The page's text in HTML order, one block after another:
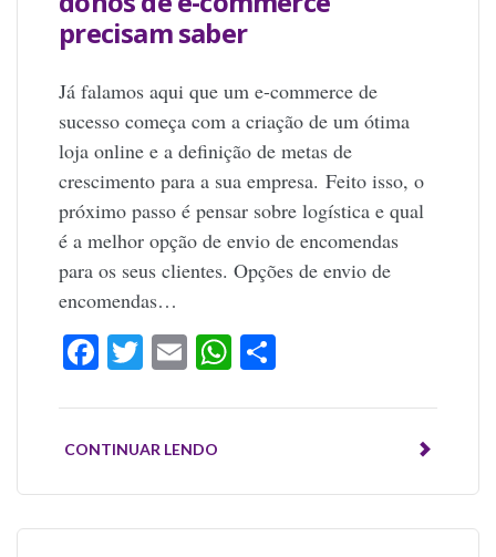
precisam saber
Já falamos aqui que um e-commerce de
sucesso começa com a criação de um ótima
loja online e a definição de metas de
crescimento para a sua empresa. Feito isso, o
próximo passo é pensar sobre logística e qual
é a melhor opção de envio de encomendas
para os seus clientes. Opções de envio de
encomendas…
Facebook
Twitter
EmailWhatsApp
CONTINUAR LENDO